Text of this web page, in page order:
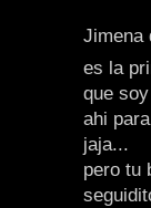
Jimena
es la
que
ahi
jaja...
pero tu